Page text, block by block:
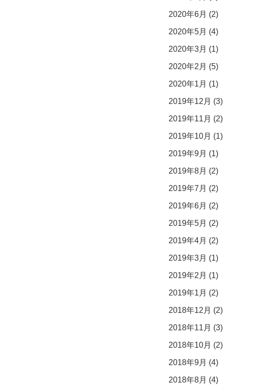
2020年6月 (2)
2020年5月 (4)
2020年3月 (1)
2020年2月 (5)
2020年1月 (1)
2019年12月 (3)
2019年11月 (2)
2019年10月 (1)
2019年9月 (1)
2019年8月 (2)
2019年7月 (2)
2019年6月 (2)
2019年5月 (2)
2019年4月 (2)
2019年3月 (1)
2019年2月 (1)
2019年1月 (2)
2018年12月 (2)
2018年11月 (3)
2018年10月 (2)
2018年9月 (4)
2018年8月 (4)